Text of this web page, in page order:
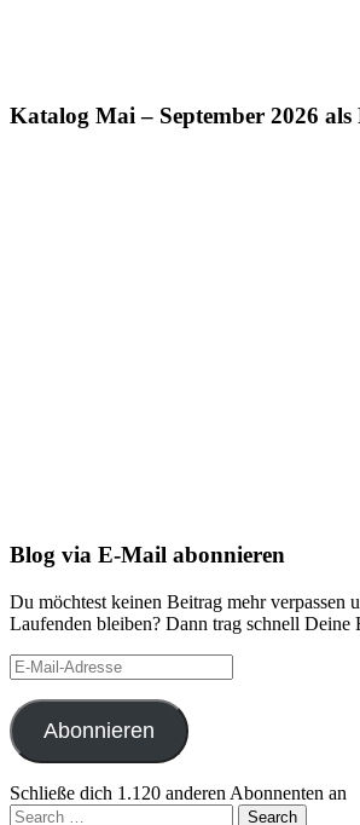
Katalog Mai – September 2026 als
Blog via E-Mail abonnieren
Du möchtest keinen Beitrag mehr verpassen
Laufenden bleiben? Dann trag schnell Deine
E-
Mail-
Adresse
Abonnieren
Schließe dich 1.120 anderen Abonnenten an
Search